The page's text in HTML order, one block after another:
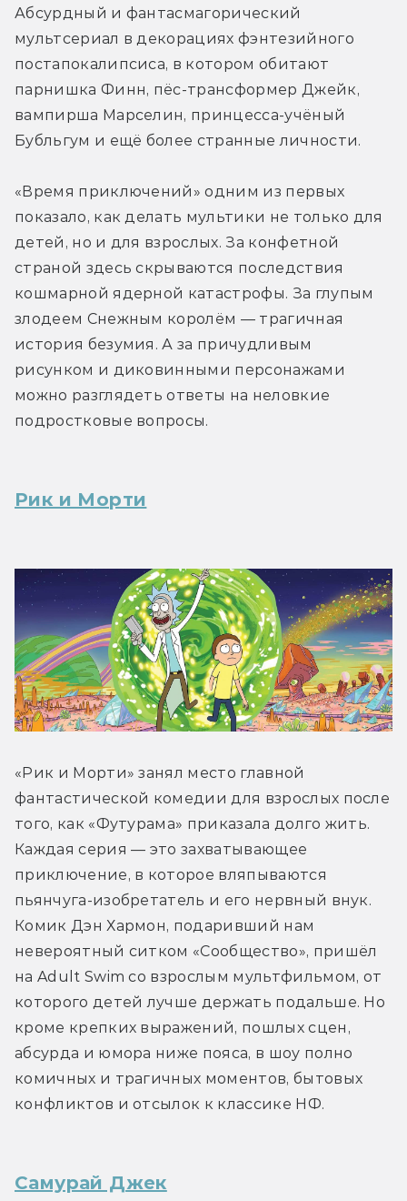
Абсурдный и фантасмагорический
мультсериал в декорациях фэнтезийного
постапокалипсиса, в котором обитают
парнишка Финн, пёс-трансформер Джейк,
вампирша Марселин, принцесса-учёный
Бубльгум и ещё более странные личности.
«Время приключений» одним из первых
показало, как делать мультики не только для
детей, но и для взрослых. За конфетной
страной здесь скрываются последствия
кошмарной ядерной катастрофы. За глупым
злодеем Снежным королём — трагичная
история безумия. А за причудливым
рисунком и диковинными персонажами
можно разглядеть ответы на неловкие
подростковые вопросы.
Рик и Морти
«Рик и Морти» занял место главной
фантастической комедии для взрослых после
того, как «Футурама» приказала долго жить.
Каждая серия — это захватывающее
приключение, в которое вляпываются
пьянчуга-изобретатель и его нервный внук.
Комик Дэн Хармон, подаривший нам
невероятный ситком «Сообщество», пришёл
на Adult Swim со взрослым мультфильмом, от
которого детей лучше держать подальше. Но
кроме крепких выражений, пошлых сцен,
абсурда и юмора ниже пояса, в шоу полно
комичных и трагичных моментов, бытовых
конфликтов и отсылок к классике НФ.
Самурай Джек